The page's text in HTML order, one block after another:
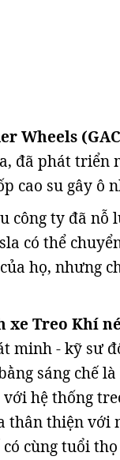
Wheels
đã phát triển
cao su gây ô
công ty đã
có thể
họ, nhưng
xe Treo Khí
minh - kỹ sư
sáng chế
hệ thống
thân thiện
cùng tuổi